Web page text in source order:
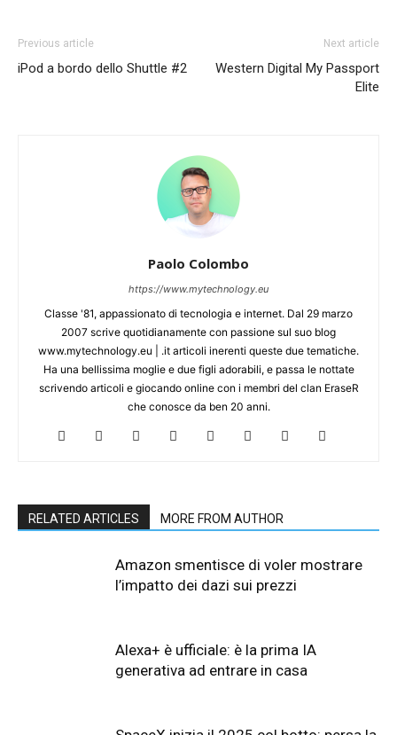
Previous article
iPod a bordo dello Shuttle #2
Next article
Western Digital My Passport
Elite
Paolo Colombo
https://www.mytechnology.eu
Classe '81, appassionato di tecnologia e internet. Dal 29 marzo
2007 scrive quotidianamente con passione sul suo blog
www.mytechnology.eu | .it articoli inerenti queste due tematiche.
Ha una bellissima moglie e due figli adorabili, e passa le nottate
scrivendo articoli e giocando online con i membri del clan EraseR
che conosce da ben 20 anni.
RELATED ARTICLES MORE FROM AUTHOR
Amazon smentisce di voler mostrare
l’impatto dei dazi sui prezzi
Alexa+ è ufficiale: è la prima IA
generativa ad entrare in casa